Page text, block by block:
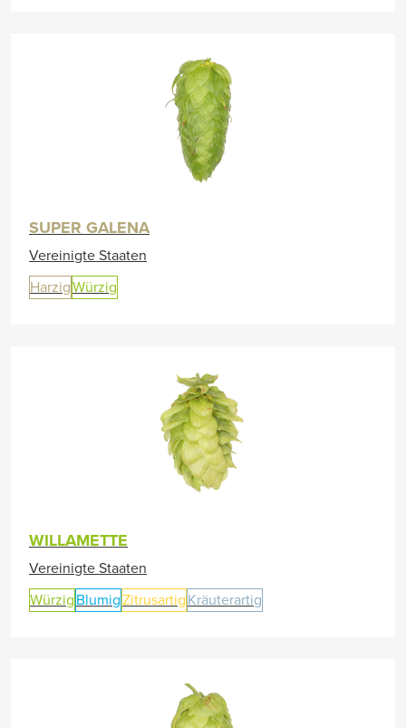
SUPER GALENA
Vereinigte Staaten
HarzigWürzig
WILLAMETTE
Vereinigte Staaten
Würzig BlumigZitrusartig Kräuterartig